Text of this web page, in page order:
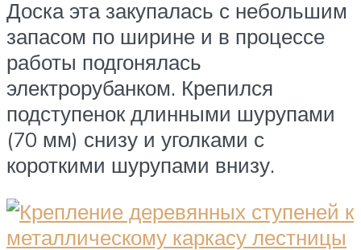
Доска эта закупалась с небольшим
запасом по ширине и в процессе
работы подгонялась
электрорубанком. Крепился
подступенок длинными шурупами
(70 мм) снизу и уголками с
короткими шурупами внизу.